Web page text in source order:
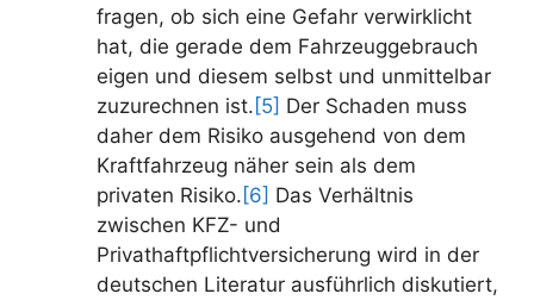
fragen, ob sich eine Gefahr verwirklicht
hat, die gerade dem Fahrzeuggebrauch
eigen und diesem selbst und unmittelbar
zuzurechnen ist. [5] Der Schaden muss
daher dem Risiko ausgehend von dem
Kraftfahrzeug näher sein als dem
privaten Risiko. [6] Das Verhältnis
zwischen KFZ- und
Privathaftpflichtversicherung wird in der
deutschen Literatur ausführlich diskutiert,